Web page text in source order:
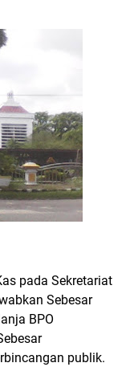
pada Sekretariat
Sebesar
BPO
publik.